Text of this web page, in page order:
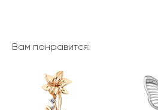
Вам понравится: